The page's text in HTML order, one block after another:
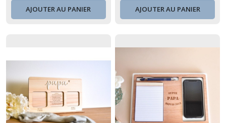
AJOUTER AU PANIER AJOUTER AU PANIER